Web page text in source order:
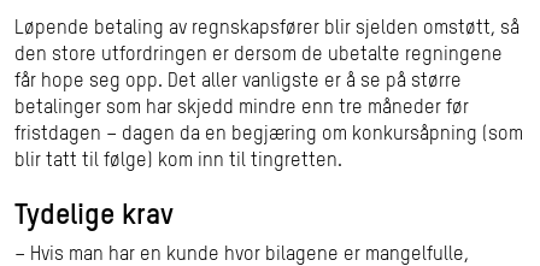
Løpende betaling av regnskapsfører blir sjelden omstøtt, så
den store utfordringen er dersom de ubetalte regningene
får hope seg opp. Det aller vanligste er å se på større
betalinger som har skjedd mindre enn tre måneder før
fristdagen – dagen da en begjæring om konkursåpning (som
blir tatt til følge) kom inn til tingretten.
Tydelige krav
– Hvis man har en kunde hvor bilagene er mangelfulle,